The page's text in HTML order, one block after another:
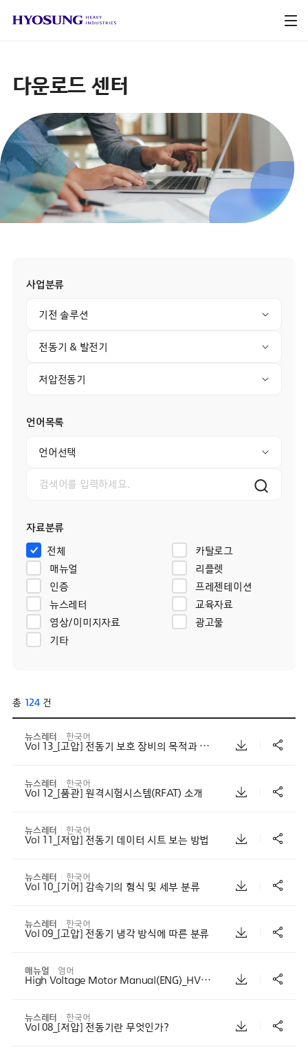
다운로드 센터
사업분류
기전 솔루션
전동기 & 발전기
저압전동기
언어목록
언어선택
자료분류
전체
카탈로그
매뉴얼
리플렛
인증
프레젠테이션
뉴스레터
교육자료
영상/이미지자료
광고물
기타
총 124건
뉴스레터 한국어
Vol 13_[고압] 전동기 보호 장비의 목적과 종류
뉴스레터 한국어
Vol 12_[품관] 원격시험시스템(RFAT) 소개
뉴스레터 한국어
Vol 11_[저압] 전동기 데이터 시트 보는 방법
뉴스레터 한국어
Vol 10_[기어] 감속기의 형식 및 세부 분류
뉴스레터 한국어
Vol 09_[고압] 전동기 냉각 방식에 따른 분류
매뉴얼 영어
High Voltage Motor Manual(ENG)_HVM-0206_REV 2.1
뉴스레터 한국어
Vol 08_[저압] 전동기란 무엇인가?